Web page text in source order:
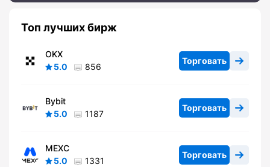
Топ лучших бирж
OKX
5.0
856
Торговать
Bybit
5.0
1187
Торговать
MEXC
5.0
1331
Торговать